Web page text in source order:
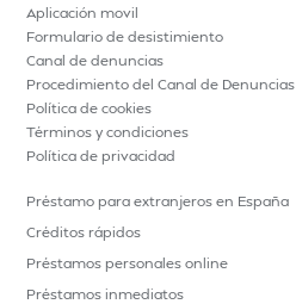
Aplicación movil
Formulario de desistimiento
Canal de denuncias
Procedimiento del Canal de Denuncias
Política de cookies
Términos y condiciones
Política de privacidad
Préstamo para extranjeros en España
Créditos rápidos
Préstamos personales online
Préstamos inmediatos